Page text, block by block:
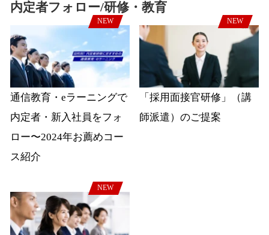
内定者フォロー/研修・教育
NEW
通信教育・eラーニングで
内定者・新入社員をフォ
ロー〜2024年お薦めコー
ス紹介
NEW
「採用面接官研修」（講
師派遣）のご提案
NEW